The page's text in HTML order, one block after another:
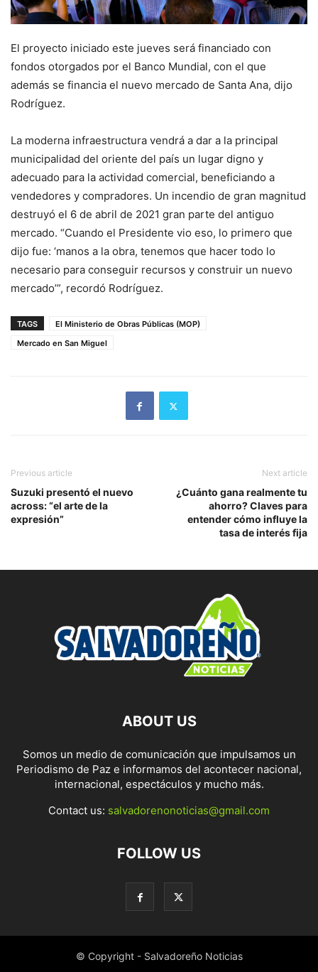
El proyecto iniciado este jueves será financiado con
fondos otorgados por el Banco Mundial, con el que
además se financia el nuevo mercado de Santa Ana, dijo
Rodríguez.
La moderna infraestructura vendrá a dar a la principal
municipalidad del oriente del país un lugar digno y
adecuado para la actividad comercial, beneficiando a
vendedores y compradores. Un incendio de gran magnitud
destruyó el 6 de abril de 2021 gran parte del antiguo
mercado. “Cuando el Presidente vio eso, lo primero que
dijo fue: ‘manos a la obra, tenemos que hacer todo lo
necesario para conseguir recursos y construir un nuevo
mercado’”, recordó Rodríguez.
TAGS
El Ministerio de Obras Públicas (MOP)
Mercado en San Miguel
Previous article
Suzuki presentó el nuevo
across: “el arte de la
expresión”
Next article
¿Cuánto gana realmente tu
ahorro? Claves para
entender cómo influye la
tasa de interés fija
ABOUT US
Somos un medio de comunicación que impulsamos un
Periodismo de Paz e informamos del acontecer nacional,
internacional, espectáculos y mucho más.
Contact us: salvadorenonoticias@gmail.com
FOLLOW US
© Copyright - Salvadoreño Noticias